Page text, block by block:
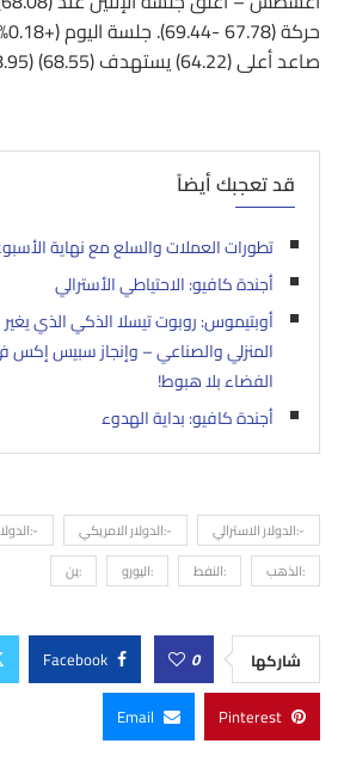
صاعد أعلى (64.22) يستهدف (68.55) (68.95).
قد تعجبك أيضاً
تطورات العملات والسلع مع نهاية
أجندة كافيو: الاحتياطي الأسترالي
أوبتيموس: روبوت تيسلا الذكي الذي
المنزلي والصناعي – وإنجاز سبيس إكس
الفضاء بلا هبوط!
أجندة كافيو: بداية الهدوء
-:الدولار الاسترالي -:الدولار الامريكي -
:الذهب
:النفط :اليورو :ين
شاركها 0
Facebook
Pinterest
Email